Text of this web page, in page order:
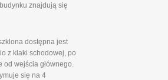
znajdują się
dostępna jest
z klaki schodowej, po
od wejścia głównego.
się na 4